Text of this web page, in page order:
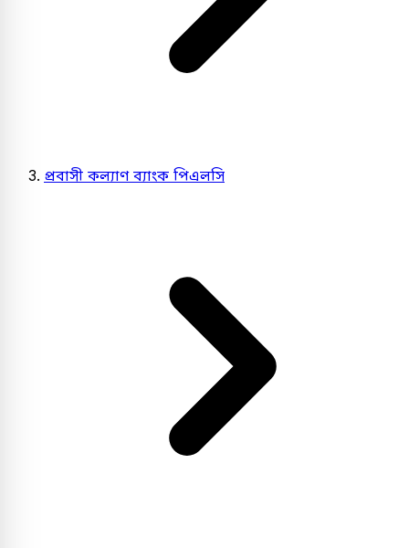
প্রবাসী কল্যাণ ব্যাংক পিএলসি